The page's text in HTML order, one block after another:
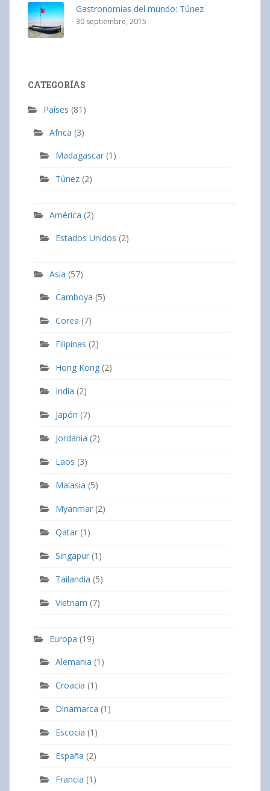
Gastronomías del mundo: Túnez
30 septiembre, 2015
CATEGORÍAS
Países (81)
Africa (3)
Madagascar (1)
Túnez (2)
América (2)
Estados Unidos (2)
Asia (57)
Camboya (5)
Corea (7)
Filipinas (2)
Hong Kong (2)
India (2)
Japón (7)
Jordania (2)
Laos (3)
Malasia (5)
Myanmar (2)
Qatar (1)
Singapur (1)
Tailandia (5)
Vietnam (7)
Europa (19)
Alemania (1)
Croacia (1)
Dinamarca (1)
Escocia (1)
España (2)
Francia (1)